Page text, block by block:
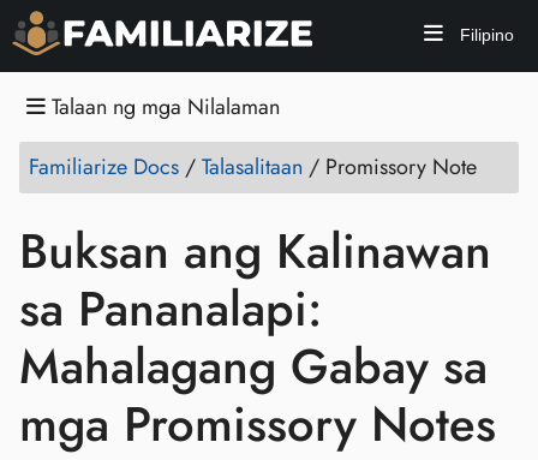
Filipino
Talaan ng mga Nilalaman
Familiarize Docs /Talasalitaan / Promissory Note
Buksan ang Kalinawan
sa Pananalapi:
Mahalagang Gabay sa
mga Promissory Notes